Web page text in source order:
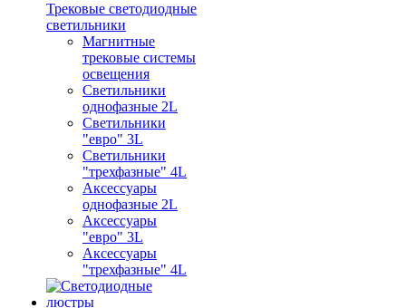
Трековые светодиодные
светильники
Магнитные
трековые системы
освещения
Светильники
однофазные 2L
Светильники
"евро" 3L
Светильники
"трехфазные" 4L
Аксессуары
однофазные 2L
Аксессуары
"евро" 3L
Аксессуары
"трехфазные" 4L